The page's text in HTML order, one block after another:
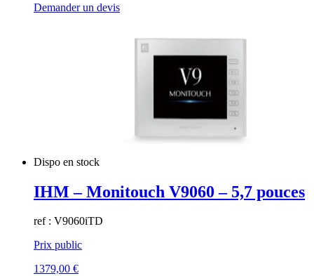
Demander un devis
Dispo en stock
IHM – Monitouch V9060 – 5,7 pouces
ref : V9060iTD
Prix public
1379,00 €